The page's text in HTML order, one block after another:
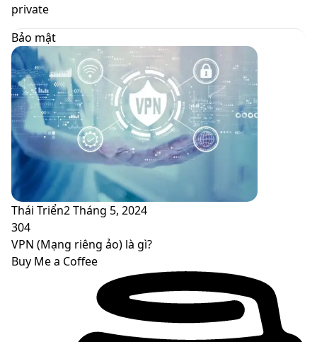
skin
private
Bảo mật
Thái Triển2 Tháng 5, 2024
304
VPN (Mạng riêng ảo) là gì?
Buy Me a Coffee